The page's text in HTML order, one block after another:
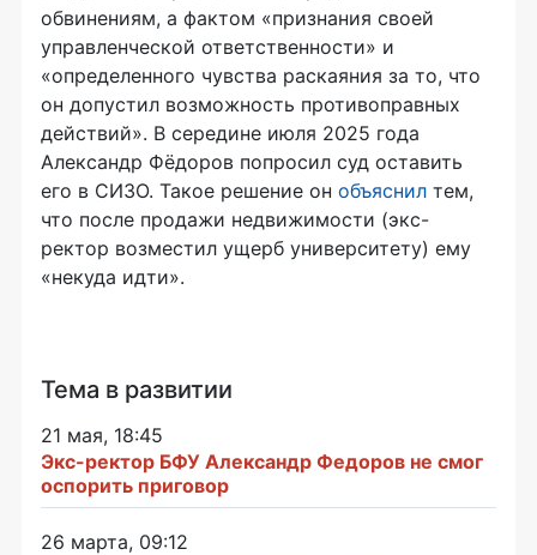
обвинениям, а фактом «признания своей
управленческой ответственности» и
«определенного чувства раскаяния за то, что
он допустил возможность противоправных
действий». В середине июля 2025 года
Александр Фёдоров попросил суд оставить
его в СИЗО. Такое решение он объяснил тем,
что после продажи недвижимости (экс-
ректор возместил ущерб университету) ему
«некуда идти».
Тема в развитии
21 мая, 18:45
Экс-ректор БФУ Александр Федоров не смог
оспорить приговор
26 марта, 09:12